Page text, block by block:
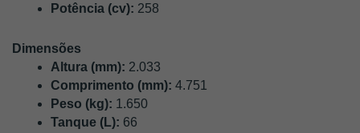
Potência (cv): 258
Dimensões
Altura (mm): 2.033
Comprimento (mm): 4.751
Peso (kg): 1.650
Tanque (L): 66